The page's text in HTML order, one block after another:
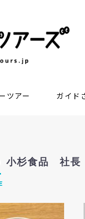
ツアー ガイド
小杉食品 社長